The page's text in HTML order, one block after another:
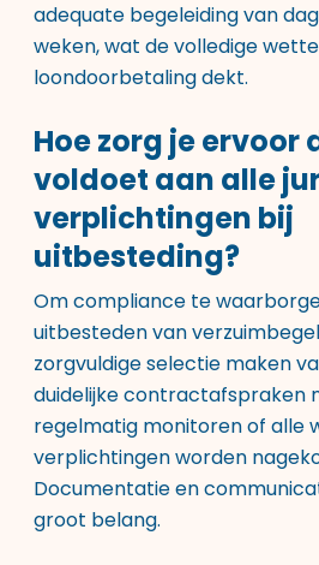
adequate begeleiding van
weken, wat de volledige
loondoorbetaling dekt.
Hoe zorg je ervoor
voldoet aan alle
verplichtingen bij
uitbesteding?
Om compliance te
uitbesteden van
zorgvuldige selectie maken
duidelijke contractafspraken
regelmatig monitoren of alle
verplichtingen worden
Documentatie en
groot belang.